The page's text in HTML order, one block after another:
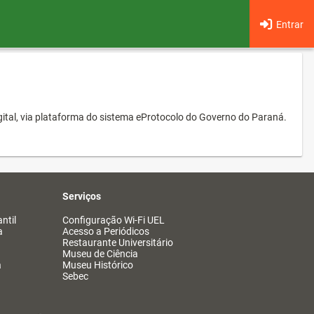
Entrar
via plataforma do sistema eProtocolo do Governo do Paraná.
Serviços
Configuração Wi-Fi UEL
Acesso a Periódicos
Restaurante Universitário
Museu de Ciência
Museu Histórico
Sebec